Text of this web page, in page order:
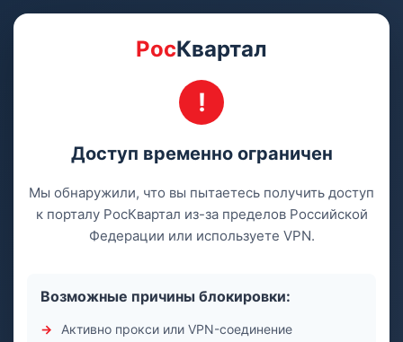
РосКвартал
Доступ временно ограничен
Мы обнаружили, что вы пытаетесь получить доступ
к порталу РосКвартал из-за пределов Российской
Федерации или используете VPN.
Возможные причины блокировки:
Активно прокси или VPN-соединение